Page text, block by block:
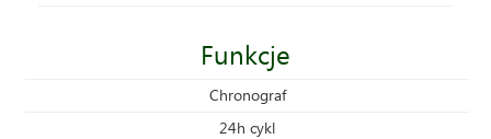
Funkcje
Chronograf
24h cykl